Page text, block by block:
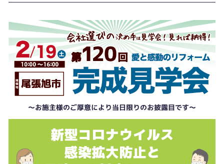
～お施主様のご厚意により当日限りのお披露目です～